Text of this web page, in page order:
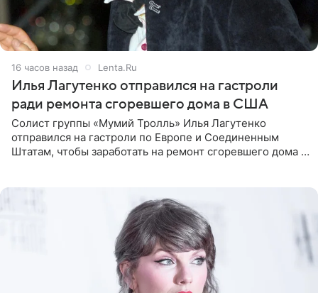
16 часов назад Lenta.Ru
Илья Лагутенко отправился на гастроли
ради ремонта сгоревшего дома в США
Солист группы «Мумий Тролль» Илья Лагутенко
отправился на гастроли по Европе и Соединенным
Штатам, чтобы заработать на ремонт сгоревшего дома в